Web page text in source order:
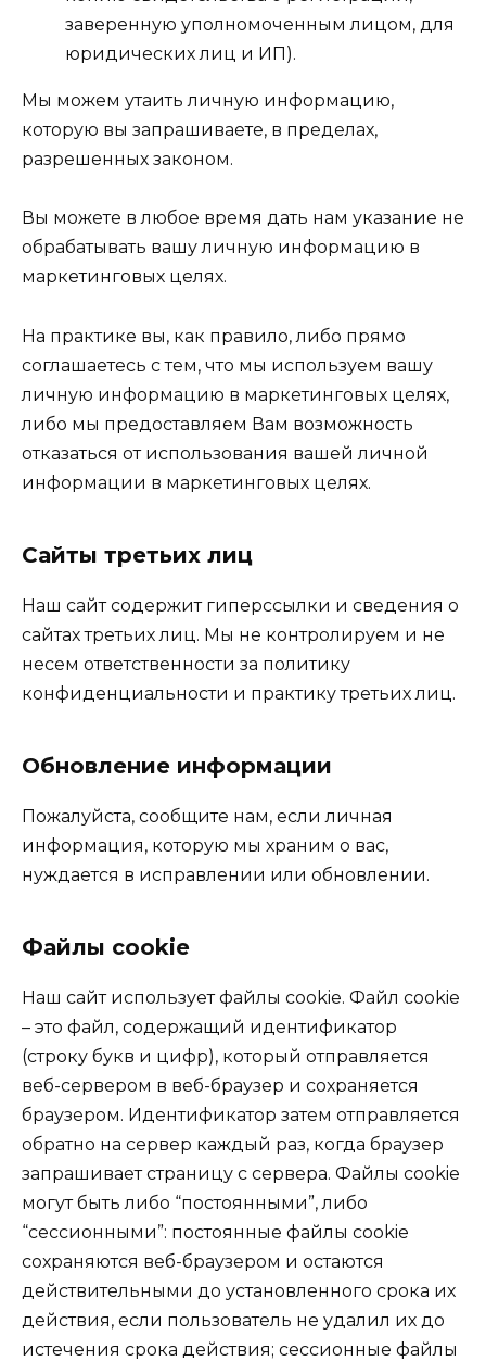
заверенную уполномоченным лицом, для
юридических лиц и ИП).
Мы можем утаить личную информацию,
которую вы запрашиваете, в пределах,
разрешенных законом.
Вы можете в любое время дать нам указание не
обрабатывать вашу личную информацию в
маркетинговых целях.
На практике вы, как правило, либо прямо
соглашаетесь с тем, что мы используем вашу
личную информацию в маркетинговых целях,
либо мы предоставляем Вам возможность
отказаться от использования вашей личной
информации в маркетинговых целях.
Сайты третьих лиц
Наш сайт содержит гиперссылки и сведения о
сайтах третьих лиц. Мы не контролируем и не
несем ответственности за политику
конфиденциальности и практику третьих лиц.
Обновление информации
Пожалуйста, сообщите нам, если личная
информация, которую мы храним о вас,
нуждается в исправлении или обновлении.
Файлы cookie
Наш сайт использует файлы cookie. Файл cookie
– это файл, содержащий идентификатор
(строку букв и цифр), который отправляется
веб-сервером в веб-браузер и сохраняется
браузером. Идентификатор затем отправляется
обратно на сервер каждый раз, когда браузер
запрашивает страницу с сервера. Файлы cookie
могут быть либо “постоянными”, либо
“сессионными”: постоянные файлы cookie
сохраняются веб-браузером и остаются
действительными до установленного срока их
действия, если пользователь не удалил их до
истечения срока действия; сессионные файлы